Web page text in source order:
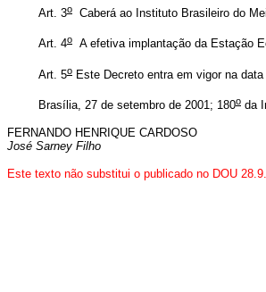
Art. 3o Caberá ao Instituto Brasileiro do
Art. 4o A efetiva implantação da Estação
Art. 5o Este Decreto entra em vigor na data
Brasília, 27 de setembro de 2001; 180o da
FERNANDO HENRIQUE CARDOSO
José Sarney Filho
Este texto não substitui o publicado no DOU